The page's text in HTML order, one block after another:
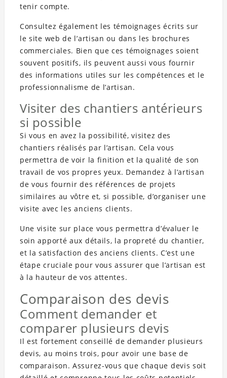
tenir compte.
Consultez également les témoignages écrits sur
le site web de l’artisan ou dans les brochures
commerciales. Bien que ces témoignages soient
souvent positifs, ils peuvent aussi vous fournir
des informations utiles sur les compétences et le
professionnalisme de l’artisan.
Visiter des chantiers antérieurs
si possible
Si vous en avez la possibilité, visitez des
chantiers réalisés par l’artisan. Cela vous
permettra de voir la finition et la qualité de son
travail de vos propres yeux. Demandez à l’artisan
de vous fournir des références de projets
similaires au vôtre et, si possible, d’organiser une
visite avec les anciens clients.
Une visite sur place vous permettra d’évaluer le
soin apporté aux détails, la propreté du chantier,
et la satisfaction des anciens clients. C’est une
étape cruciale pour vous assurer que l’artisan est
à la hauteur de vos attentes.
Comparaison des devis
Comment demander et
comparer plusieurs devis
Il est fortement conseillé de demander plusieurs
devis, au moins trois, pour avoir une base de
comparaison. Assurez-vous que chaque devis soit